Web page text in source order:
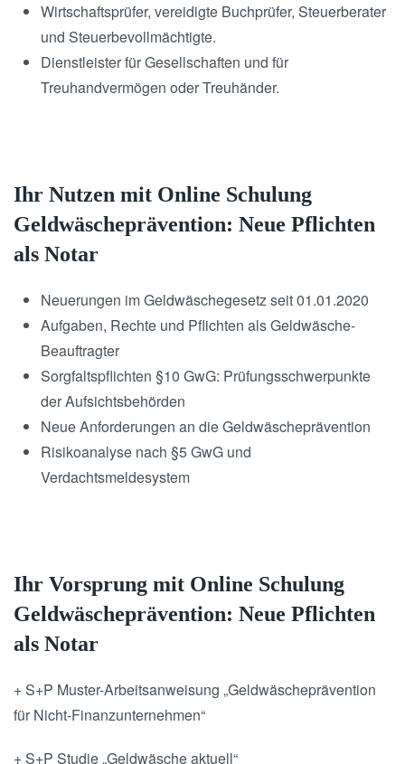
Wirtschaftsprüfer, vereidigte Buchprüfer, Steuerberater
und Steuerbevollmächtigte.
Dienstleister für Gesellschaften und für
Treuhandvermögen oder Treuhänder.
Ihr Nutzen mit Online Schulung
Geldwäscheprävention: Neue Pflichten
als Notar
Neuerungen im Geldwäschegesetz seit 01.01.2020
Aufgaben, Rechte und Pflichten als Geldwäsche-
Beauftragter
Sorgfaltspflichten §10 GwG: Prüfungsschwerpunkte
der Aufsichtsbehörden
Neue Anforderungen an die Geldwäscheprävention
Risikoanalyse nach §5 GwG und
Verdachtsmeldesystem
Ihr Vorsprung mit Online Schulung
Geldwäscheprävention: Neue Pflichten
als Notar
+ S+P Muster-Arbeitsanweisung „Geldwäscheprävention
für Nicht-Finanzunternehmen“
+ S+P Studie „Geldwäsche aktuell“